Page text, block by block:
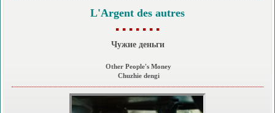
L'Argent des autres
▪ ▪ ▪ ▪ ▪ ▪ ▪
Чужие деньги
Other People's Money
Chuzhie dengi